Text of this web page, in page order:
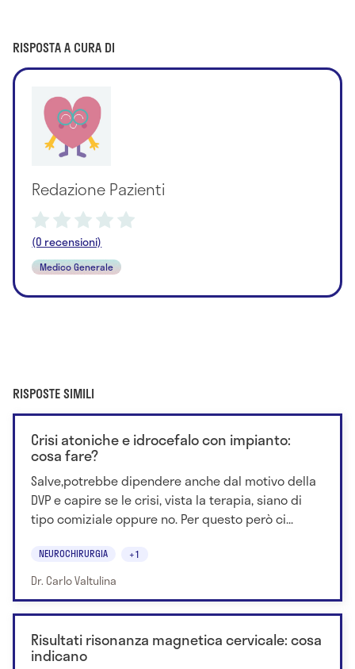
RISPOSTA A CURA DI
Redazione Pazienti
(0 recensioni)
Medico Generale
RISPOSTE SIMILI
Crisi atoniche e idrocefalo con impianto:
cosa fare?
Salve,potrebbe dipendere anche dal motivo della
DVP e capire se le crisi, vista la terapia, siano di
tipo comiziale oppure no. Per questo però ci...
NEUROCHIRURGIA +1
Dr. Carlo Valtulina
Risultati risonanza magnetica cervicale: cosa
indicano